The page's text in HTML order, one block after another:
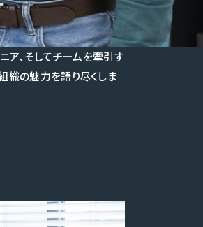
ア、そしてチームを牽引す
織の魅力を語り尽くしま